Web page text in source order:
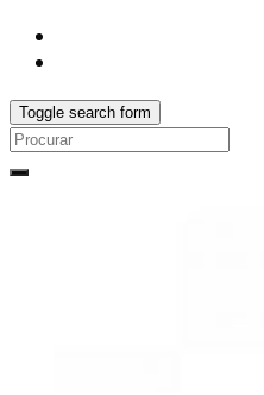
Toggle search form
Search